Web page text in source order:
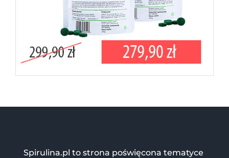
Spirulina.pl to strona poświęcona tematyce